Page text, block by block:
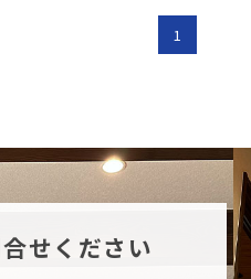
1
せください